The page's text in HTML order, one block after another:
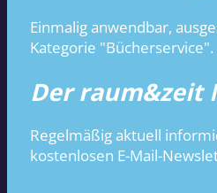
Einmalig anwendbar,
Kategorie "Bücherservice".
Der raum&zeit
Regelmäßig aktuell
kostenlosen E-Mail-